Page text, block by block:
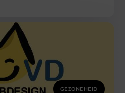
GEZONDHEID